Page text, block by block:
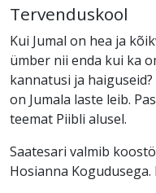
Tervenduskool
Kui Jumal on hea ja
ümber nii enda kui ka
kannatusi ja
on Jumala laste leib.
teemat Piibli alusel.
Saatesari valmib
Hosianna